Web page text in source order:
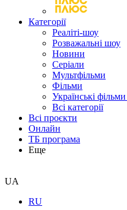
Категорії
Реаліті-шоу
Розважальні шоу
Новини
Серіали
Мультфільми
Фільми
Українські фільми
Всі категорії
Всі проєкти
Онлайн
ТБ програма
Еще
UA
RU